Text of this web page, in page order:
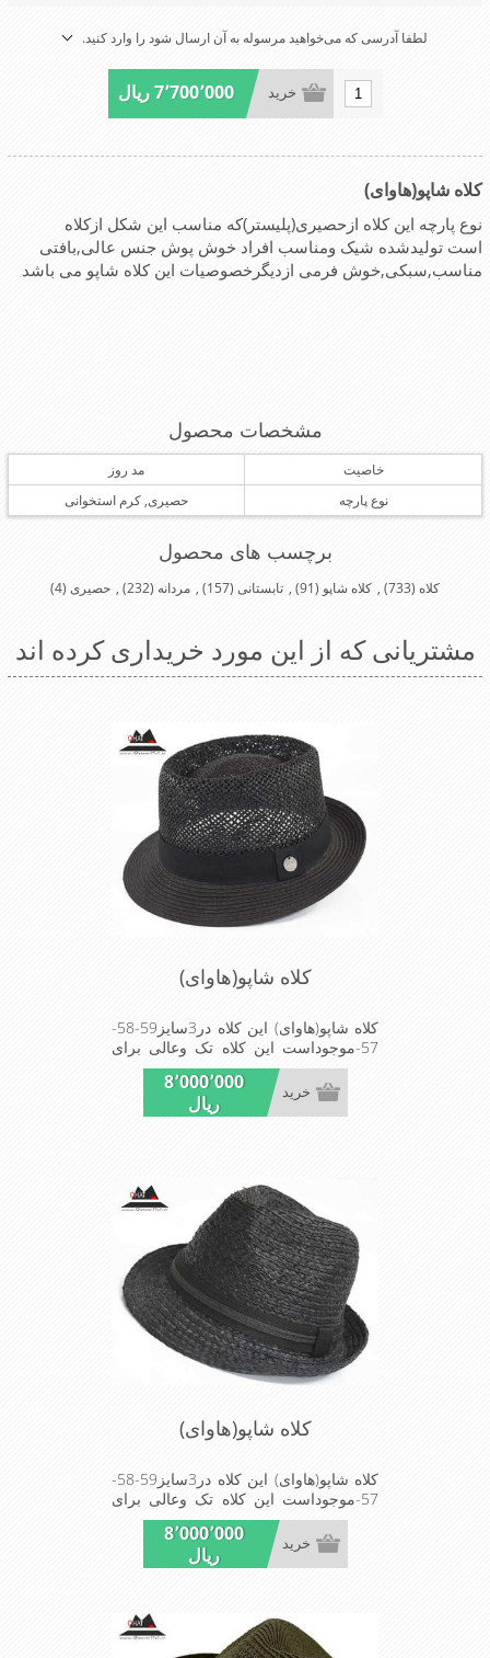
لطفا آدرسی که می‌خواهید مرسوله به آن ارسال شود را وارد کنید.
خرید 7٬700٬000 ریال
کلاه شاپو(هاوای)
نوع پارچه این کلاه ازحصیری(پلیستر)که مناسب این شکل ازکلاه
است تولیدشده شیک ومناسب افراد خوش پوش جنس عالی,بافتی
مناسب,سبکی,خوش فرمی ازدیگرخصوصیات این کلاه شاپو می باشد
مشخصات محصول
خاصیت
مد روز
نوع پارچه
حصیری, کرم استخوانی
برچسب های محصول
کلاه (733)
, کلاه شاپو (91)
, تابستانی (157)
, مردانه (232)
, حصیری (4)
مشتریانی که از این مورد خریداری کرده اند
کلاه شاپو(هاوای)
کلاه شاپو(هاوای) این کلاه در3سایز59-58-
57-موجوداست این کلاه تک وعالی برای
مهمانی استMADE IN CHINA
8٬000٬000
ریال
خرید
کلاه شاپو(هاوای)
کلاه شاپو(هاوای) این کلاه در3سایز59-58-
57-موجوداست این کلاه تک وعالی برای
مهمانی استMADE IN CHINA
8٬000٬000
ریال
خرید